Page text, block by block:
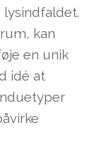
lysindfaldet.
kan
en unik
idé at